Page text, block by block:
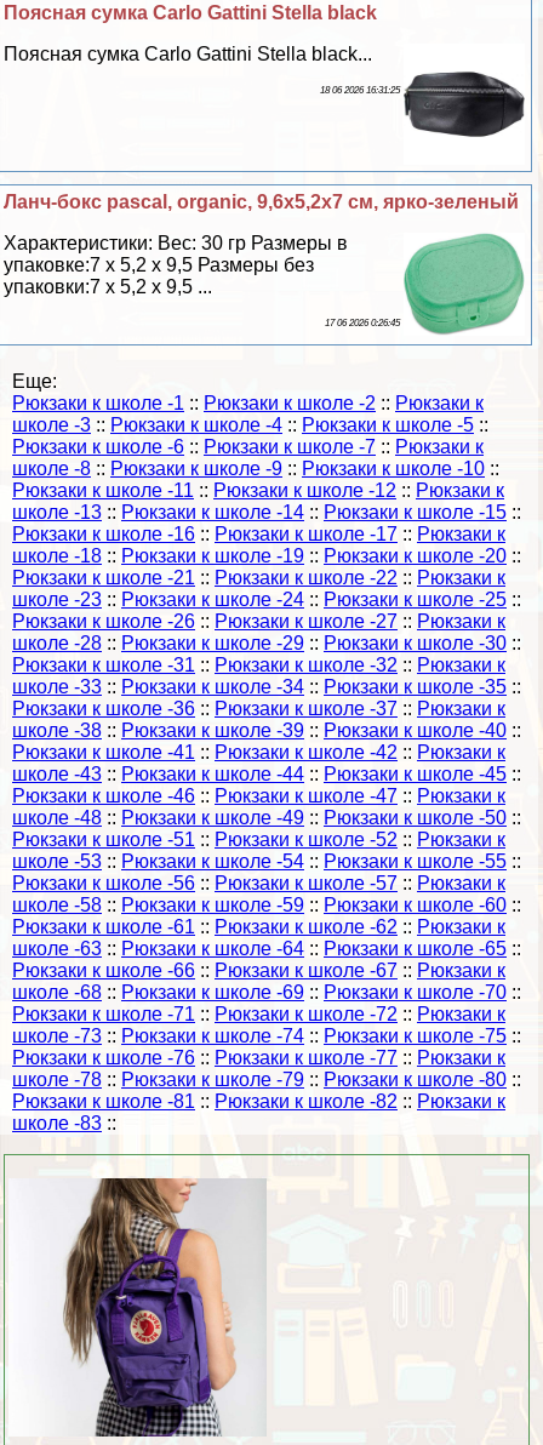
Поясная сумка Carlo Gattini Stella black
Поясная сумка Carlo Gattini Stella black...
18 06 2026 16:31:25
Ланч-бокс pascal, organic, 9,6х5,2х7 см, ярко-зеленый
Хаpaктеристики: Вес: 30 гр Размеры в
упаковке:7 х 5,2 х 9,5 Размеры без
упаковки:7 х 5,2 х 9,5 ...
17 06 2026 0:26:45
Еще:
Рюкзаки к школе -1 :: Рюкзаки к школе -2 :: Рюкзаки к
школе -3 :: Рюкзаки к школе -4 :: Рюкзаки к школе -5 ::
Рюкзаки к школе -6 :: Рюкзаки к школе -7 :: Рюкзаки к
школе -8 :: Рюкзаки к школе -9 :: Рюкзаки к школе -10 ::
Рюкзаки к школе -11 :: Рюкзаки к школе -12 :: Рюкзаки к
школе -13 :: Рюкзаки к школе -14 :: Рюкзаки к школе -15 ::
Рюкзаки к школе -16 :: Рюкзаки к школе -17 :: Рюкзаки к
школе -18 :: Рюкзаки к школе -19 :: Рюкзаки к школе -20 ::
Рюкзаки к школе -21 :: Рюкзаки к школе -22 :: Рюкзаки к
школе -23 :: Рюкзаки к школе -24 :: Рюкзаки к школе -25 ::
Рюкзаки к школе -26 :: Рюкзаки к школе -27 :: Рюкзаки к
школе -28 :: Рюкзаки к школе -29 :: Рюкзаки к школе -30 ::
Рюкзаки к школе -31 :: Рюкзаки к школе -32 :: Рюкзаки к
школе -33 :: Рюкзаки к школе -34 :: Рюкзаки к школе -35 ::
Рюкзаки к школе -36 :: Рюкзаки к школе -37 :: Рюкзаки к
школе -38 :: Рюкзаки к школе -39 :: Рюкзаки к школе -40 ::
Рюкзаки к школе -41 :: Рюкзаки к школе -42 :: Рюкзаки к
школе -43 :: Рюкзаки к школе -44 :: Рюкзаки к школе -45 ::
Рюкзаки к школе -46 :: Рюкзаки к школе -47 :: Рюкзаки к
школе -48 :: Рюкзаки к школе -49 :: Рюкзаки к школе -50 ::
Рюкзаки к школе -51 :: Рюкзаки к школе -52 :: Рюкзаки к
школе -53 :: Рюкзаки к школе -54 :: Рюкзаки к школе -55 ::
Рюкзаки к школе -56 :: Рюкзаки к школе -57 :: Рюкзаки к
школе -58 :: Рюкзаки к школе -59 :: Рюкзаки к школе -60 ::
Рюкзаки к школе -61 :: Рюкзаки к школе -62 :: Рюкзаки к
школе -63 :: Рюкзаки к школе -64 :: Рюкзаки к школе -65 ::
Рюкзаки к школе -66 :: Рюкзаки к школе -67 :: Рюкзаки к
школе -68 :: Рюкзаки к школе -69 :: Рюкзаки к школе -70 ::
Рюкзаки к школе -71 :: Рюкзаки к школе -72 :: Рюкзаки к
школе -73 :: Рюкзаки к школе -74 :: Рюкзаки к школе -75 ::
Рюкзаки к школе -76 :: Рюкзаки к школе -77 :: Рюкзаки к
школе -78 :: Рюкзаки к школе -79 :: Рюкзаки к школе -80 ::
Рюкзаки к школе -81 :: Рюкзаки к школе -82 :: Рюкзаки к
школе -83 ::